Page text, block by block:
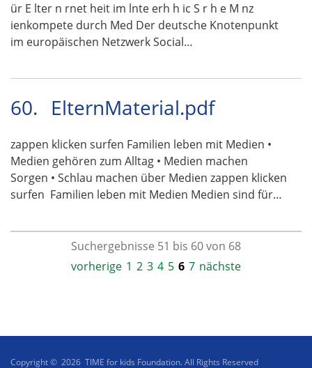
ür E lter n rnet heit im lnte erh h ic S r h e M nz
ienkompete durch Med Der deutsche Knotenpunkt
im europäischen Netzwerk Social…
60. ElternMaterial.pdf
zappen klicken surfen Familien leben mit Medien •
Medien gehören zum Alltag • Medien machen
Sorgen • Schlau machen über Medien zappen klicken
surfen  Familien leben mit Medien Medien sind für…
Suchergebnisse 51 bis 60 von 68
vorherige 1 2 3 4 5 6 7 nächste
Copyright © 2026 TIME for kids Foundation. All Rights Reserved